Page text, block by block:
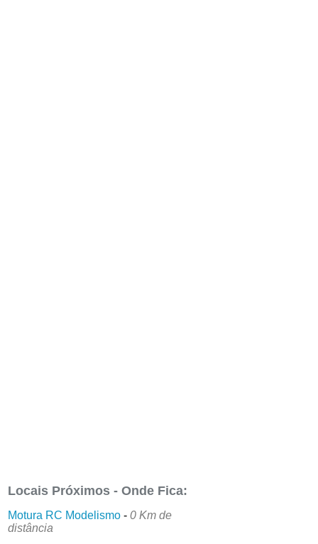
Locais Próximos - Onde Fica:
Motura RC Modelismo -0 Km de
distância